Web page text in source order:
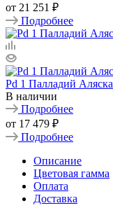
от 21 251 ₽
Подробнее
Pd 1 Палладий Аляска
В наличии
Подробнее
от 17 479 ₽
Подробнее
Описание
Цветовая гамма
Оплата
Доставка